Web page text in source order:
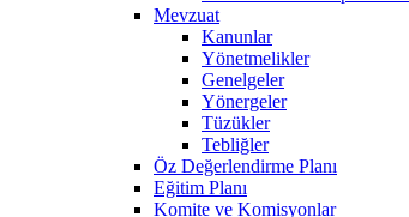
Mevzuat
Kanunlar
Yönetmelikler
Genelgeler
Yönergeler
Tüzükler
Tebliğler
Öz Değerlendirme Planı
Eğitim Planı
Komite ve Komisyonlar